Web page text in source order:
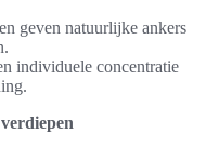
geven natuurlijke ankers
individuele concentratie